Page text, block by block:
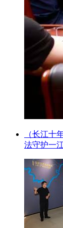
（长江十
法守护一